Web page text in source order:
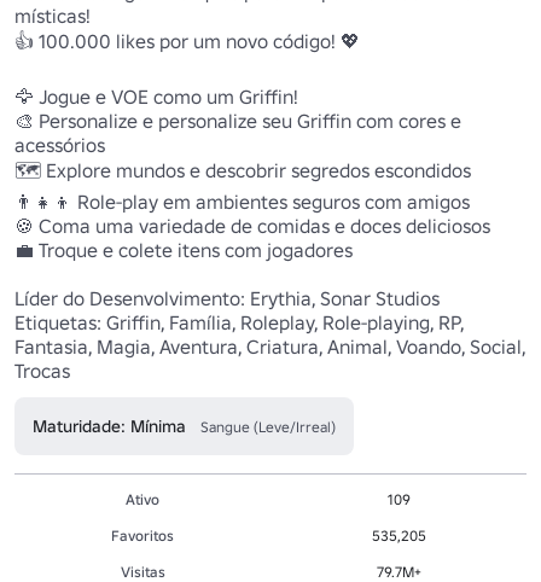
místicas!
👍 100.000 likes por um novo código! 💖
🦅 Jogue e VOE como um Griffin!
🎨 Personalize e personalize seu Griffin com cores e
acessórios
🗺️ Explore mundos e descobrir segredos escondidos
👨‍👧‍👦 Role-play em ambientes seguros com amigos
🍪 Coma uma variedade de comidas e doces deliciosos
💼 Troque e colete itens com jogadores
Líder do Desenvolvimento: Erythia, Sonar Studios
Etiquetas: Griffin, Família, Roleplay, Role-playing, RP,
Fantasia, Magia, Aventura, Criatura, Animal, Voando, Social,
Trocas
Maturidade: Mínima Sangue (Leve/Irreal)
Ativo
109
Favoritos
535,205
Visitas
79.7M+